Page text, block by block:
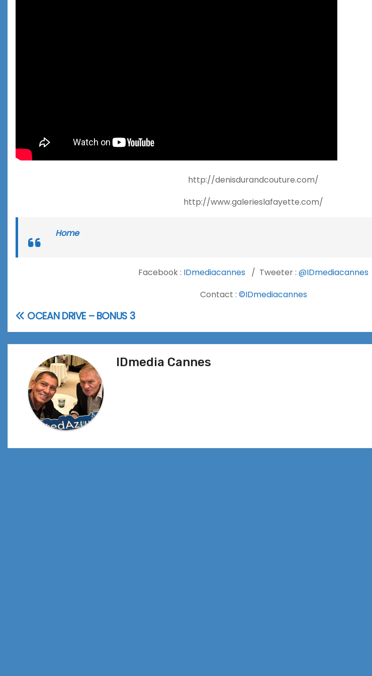
http://denisdurandcouture.com/
http://www.galerieslafayette.com/
Home
Facebook : IDmediacannes / Tweeter : @IDmediacannes
Contact : ©IDmediacannes
Navigation
de
l’article
OCEAN DRIVE – BONUS 3
IDmedia Cannes